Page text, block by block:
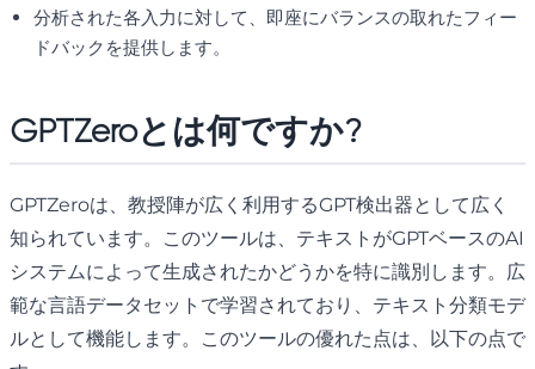
分析された各入力に対して、即座にバランスの取れたフィー
ドバックを提供します。
GPTZeroとは何ですか?
GPTZeroは、教授陣が広く利用するGPT検出器として広く
知られています。このツールは、テキストがGPTベースのAI
システムによって生成されたかどうかを特に識別します。広
範な言語データセットで学習されており、テキスト分類モデ
ルとして機能します。このツールの優れた点は、以下の点で